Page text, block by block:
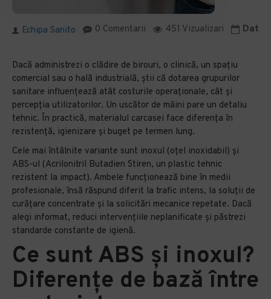
Echipa Sanito 0 Comentarii 451 Vizualizari Data
Dacă administrezi o clădire de birouri, o clinică, un spațiu
comercial sau o hală industrială, știi că dotarea grupurilor
sanitare influențează atât costurile operaționale, cât și
percepția utilizatorilor. Un uscător de mâini pare un detaliu
tehnic. În practică, materialul carcasei face diferența în
rezistență, igienizare și buget pe termen lung.
Cele mai întâlnite variante sunt inoxul (oțel inoxidabil) și
ABS-ul (Acrilonitril Butadien Stiren, un plastic tehnic
rezistent la impact). Ambele funcționează bine în medii
profesionale, însă răspund diferit la trafic intens, la soluții de
curățare concentrate și la solicitări mecanice repetate. Dacă
alegi informat, reduci intervențiile neplanificate și păstrezi
standarde constante de igienă.
Ce sunt ABS și inoxul?
Diferențe de bază între